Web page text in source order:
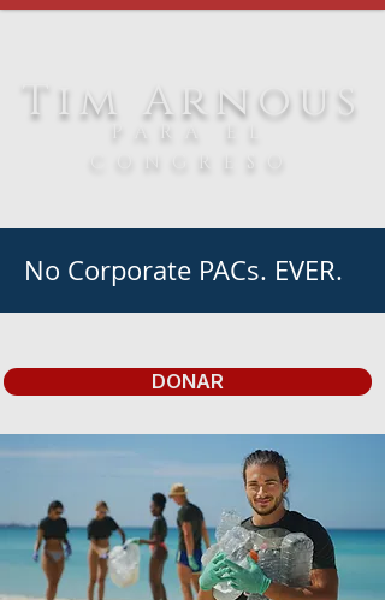
DONAR
Tim Arnous
PARA EL
CONGRESO
No Corporate PACs. EVER.